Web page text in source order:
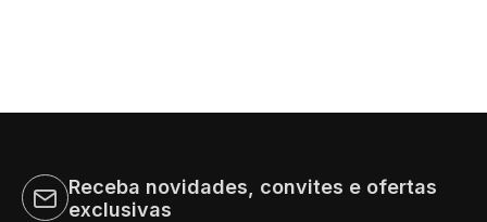
Receba novidades, convites e ofertas
exclusivas